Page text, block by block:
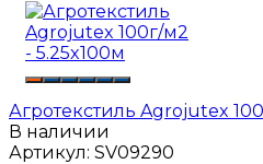
Агротекстиль Agrojutex
В наличии
Артикул: SV09290